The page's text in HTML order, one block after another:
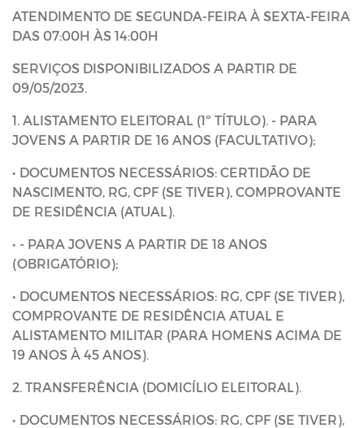
ATENDIMENTO DE SEGUNDA-FEIRA À SEXTA-FEIRA
DAS 07:00H ÀS 14:00H
SERVIÇOS DISPONIBILIZADOS A PARTIR DE
09/05/2023.
1. ALISTAMENTO ELEITORAL (1º TÍTULO). - PARA
JOVENS A PARTIR DE 16 ANOS (FACULTATIVO);
• DOCUMENTOS NECESSÁRIOS: CERTIDÃO DE
NASCIMENTO, RG, CPF (SE TIVER), COMPROVANTE
DE RESIDÊNCIA (ATUAL).
• - PARA JOVENS A PARTIR DE 18 ANOS
(OBRIGATÓRIO);
• DOCUMENTOS NECESSÁRIOS: RG, CPF (SE TIVER),
COMPROVANTE DE RESIDÊNCIA ATUAL E
ALISTAMENTO MILITAR (PARA HOMENS ACIMA DE
19 ANOS À 45 ANOS).
2. TRANSFERÊNCIA (DOMICÍLIO ELEITORAL).
• DOCUMENTOS NECESSÁRIOS: RG, CPF (SE TIVER),